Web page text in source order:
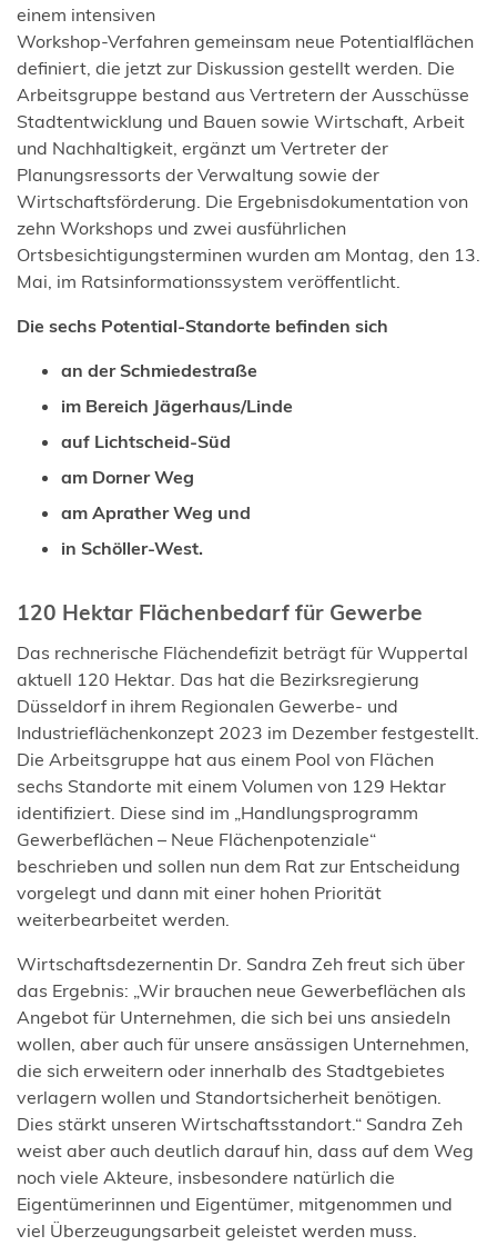
einem intensiven
Workshop-Verfahren gemeinsam neue Potentialflächen
definiert, die jetzt zur Diskussion gestellt werden. Die
Arbeitsgruppe bestand aus Vertretern der Ausschüsse
Stadtentwicklung und Bauen sowie Wirtschaft, Arbeit
und Nachhaltigkeit, ergänzt um Vertreter der
Planungsressorts der Verwaltung sowie der
Wirtschaftsförderung. Die Ergebnisdokumentation von
zehn Workshops und zwei ausführlichen
Ortsbesichtigungsterminen wurden am Montag, den 13.
Mai, im Ratsinformationssystem veröffentlicht.
Die sechs Potential-Standorte befinden sich
an der Schmiedestraße
im Bereich Jägerhaus/Linde
auf Lichtscheid-Süd
am Dorner Weg
am Aprather Weg und
in Schöller-West.
120 Hektar Flächenbedarf für Gewerbe
Das rechnerische Flächendefizit beträgt für Wuppertal
aktuell 120 Hektar. Das hat die Bezirksregierung
Düsseldorf in ihrem Regionalen Gewerbe- und
Industrieflächenkonzept 2023 im Dezember festgestellt.
Die Arbeitsgruppe hat aus einem Pool von Flächen
sechs Standorte mit einem Volumen von 129 Hektar
identifiziert. Diese sind im „Handlungsprogramm
Gewerbeflächen – Neue Flächenpotenziale“
beschrieben und sollen nun dem Rat zur Entscheidung
vorgelegt und dann mit einer hohen Priorität
weiterbearbeitet werden.
Wirtschaftsdezernentin Dr. Sandra Zeh freut sich über
das Ergebnis: „Wir brauchen neue Gewerbeflächen als
Angebot für Unternehmen, die sich bei uns ansiedeln
wollen, aber auch für unsere ansässigen Unternehmen,
die sich erweitern oder innerhalb des Stadtgebietes
verlagern wollen und Standortsicherheit benötigen.
Dies stärkt unseren Wirtschaftsstandort.“ Sandra Zeh
weist aber auch deutlich darauf hin, dass auf dem Weg
noch viele Akteure, insbesondere natürlich die
Eigentümerinnen und Eigentümer, mitgenommen und
viel Überzeugungsarbeit geleistet werden muss.